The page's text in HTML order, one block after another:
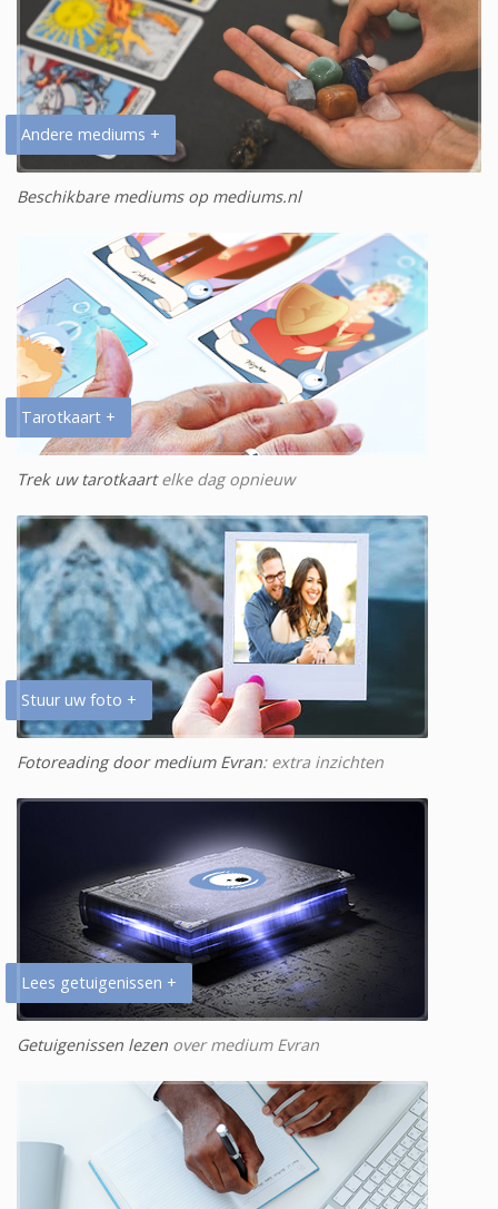
Andere mediums +
Beschikbare mediums op mediums.nl
Tarotkaart +
Trek uw tarotkaartelke dag opnieuw
Stuur uw foto +
Fotoreading door medium Evran: extra inzichten
Lees getuigenissen +
Getuigenissen lezen over medium Evran